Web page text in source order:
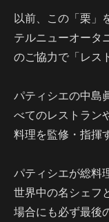
以前、この「栗」
テルニューオータ
のご協力で「レス
パティシエの中島
べてのレストラン
料理を監修・指揮
パティシエが総料
世界中の名シェフ
場合にも必ず最後